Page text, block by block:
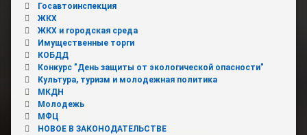
Госавтоинспекция
ЖКХ
ЖКХ и городская среда
Имущественные торги
КОБДД
Конкурс "День защиты от экологической опасности"
Культура, туризм и молодежная политика
МКДН
Молодежь
МФЦ
НОВОЕ В ЗАКОНОДАТЕЛЬСТВЕ